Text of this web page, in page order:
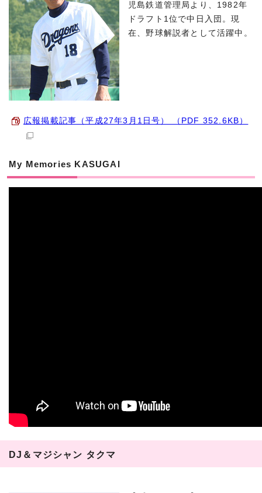
児島鉄道管理局より、1982年
ドラフト1位で中日入団。現
在、野球解説者として活躍中。
広報掲載記事（平成27年3月1日号） （PDF 352.6KB）
My Memories KASUGAI
DJ＆マジシャン タクマ